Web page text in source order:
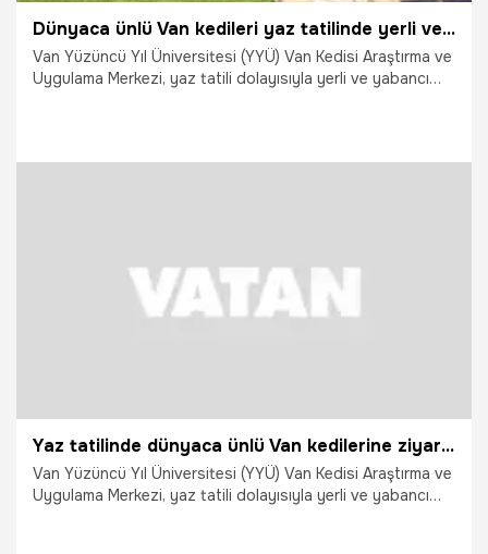
Dünyaca ünlü Van kedileri yaz tatilinde yerli ve yabancı turistlerin akınına uğruyor
Van Yüzüncü Yıl Üniversitesi (YYÜ) Van Kedisi Araştırma ve
Uygulama Merkezi, yaz tatili dolayısıyla yerli ve yabancı
Yaz tatilinde dünyaca ünlü Van kedilerine ziyaretçi akını
Van Yüzüncü Yıl Üniversitesi (YYÜ) Van Kedisi Araştırma ve
Uygulama Merkezi, yaz tatili dolayısıyla yerli ve yabancı